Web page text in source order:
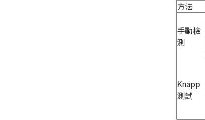
方法
手動檢
測
Knapp
測試